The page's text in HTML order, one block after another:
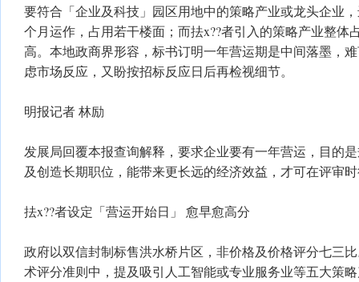
要符合「企业及科技」园区用地中的策略产业或龙头企业
个月运作，占用若干楼面；而抾x??者引入的策略产业整体
高。本地政商界形容，标书订明一年营运期是中间落墨，
虑市场反应，又盼按招标反应日后再检视细节。
明报记者 林励
发展局回覆本报查询解释，要求企业要有一年营运，目的
及创造长期职位，能带来更长远的经济效益，才可在评审
抾x??者设定「营运开始日」 愈早愈高分
政府以双信封制标售洪水桥片区，非价格及价格评分七三
术评分准则中，提及吸引人工智能或专业服务业等五大策